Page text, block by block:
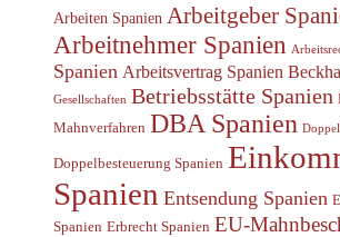
Arbeiten Spanien Arbeitgeber
Arbeitnehmer Spanien
Spanien Arbeitsvertrag Spanien
Gesellschaften Betriebsstätte Spanien
Mahnverfahren DBA Spanien
Doppelbesteuerung Spanien
Spanien Entsendung Spanien
Spanien Erbrecht Spanien EU-